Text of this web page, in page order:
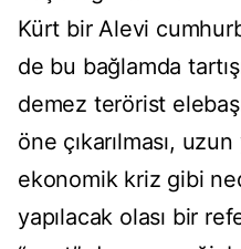
Kürt bir Alevi
de bu bağlamda
demez terörist
öne çıkarılması,
ekonomik kriz gibi
yapılacak olası bir